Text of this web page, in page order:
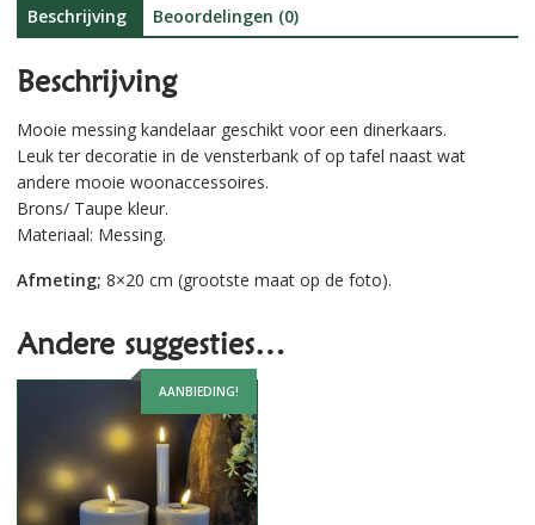
e
:
Beschrijving Beoordelingen (0)
Beschrijving
Mooie messing kandelaar geschikt voor een dinerkaars.
Leuk ter decoratie in de vensterbank of op tafel naast wat
andere mooie woonaccessoires.
Brons/ Taupe kleur.
Materiaal: Messing.
Afmeting; 8×20 cm (grootste maat op de foto).
Andere suggesties…
AANBIEDING!